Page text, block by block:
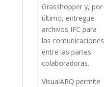
Grasshopper y, por
último, entregue
archivos IFC para
las comunicaciones
entre las partes
colaboradoras.
VisualARQ permite